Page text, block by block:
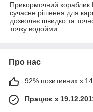
Прикормочний
сучасне рішення для
дозволяє швидко та
точку водойми.
Про нас
92% позитивних з
Працює з